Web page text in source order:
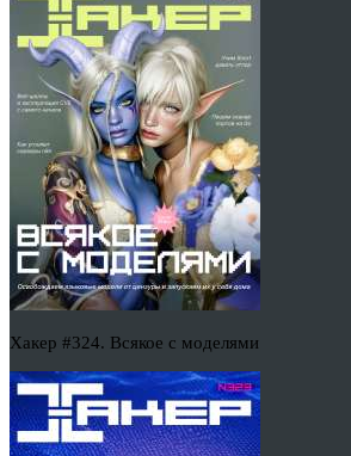
Хакер #324. Всякое с моделями